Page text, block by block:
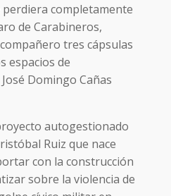
completamente
de Carabineros,
tres cápsulas
espacios de
José Domingo Cañas
autogestionado
Ruiz que nace
con la construcción
sobre la violencia de